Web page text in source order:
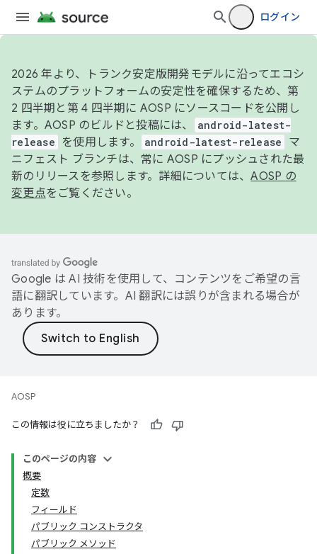
ログイン
2026 年より、トランク安定版開発モデルに沿ってエコシ
ステムのプラットフォームの安定性を確保するため、第
2 四半期と第 4 四半期に AOSP にソースコードを公開し
ます。AOSP のビルドと投稿には、
android-latest-
release
を使用します。 android-latest-release
マ
ニフェスト ブランチは、常に AOSP にプッシュされた最
新のリリースを参照します。詳細については、AOSP の
変更点をご覧ください。
Google は AI 技術を使用して、コンテンツをご希望の言
語に翻訳しています。AI 翻訳には誤りが含まれる場合が
あります。
AOSP
この情報は役に立ちましたか？
このページの内容
概要
定数
フィールド
パブリック コンストラクタ
パブリック メソッド